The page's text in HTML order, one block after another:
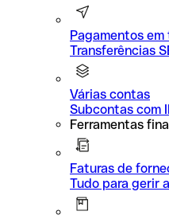
Pagamentos
Transferências
Várias contas
Subcontas com
Ferramentas
Faturas de
Tudo para gerir